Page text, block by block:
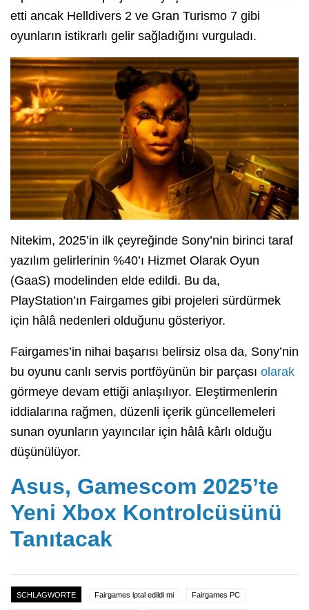
etti ancak Helldivers 2 ve Gran Turismo 7 gibi
oyunların istikrarlı gelir sağladığını vurguladı.
Nitekim, 2025’in ilk çeyreğinde Sony’nin birinci taraf
yazılım gelirlerinin %40’ı Hizmet Olarak Oyun
(GaaS) modelinden elde edildi. Bu da,
PlayStation’ın Fairgames gibi projeleri sürdürmek
için hâlâ nedenleri olduğunu gösteriyor.
Fairgames’in nihai başarısı belirsiz olsa da, Sony’nin
bu oyunu canlı servis portföyünün bir parçası olarak
görmeye devam ettiği anlaşılıyor. Eleştirmenlerin
iddialarına rağmen, düzenli içerik güncellemeleri
sunan oyunların yayıncılar için hâlâ kârlı olduğu
düşünülüyor.
Asus, Gamescom 2025’te
Yeni Xbox Kontrolcüsünü
Tanıtacak
SCHLAGWORTE Fairgames iptal edildi mi Fairgames PC